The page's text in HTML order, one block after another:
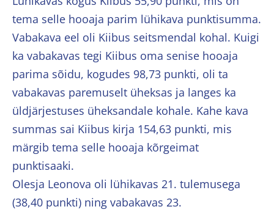
tema selle hooaja parim lühikava punktisumma.
Vabakava eel oli Kiibus seitsmendal kohal. Kuigi
ka vabakavas tegi Kiibus oma senise hooaja
parima sõidu, kogudes 98,73 punkti, oli ta
vabakavas paremuselt üheksas ja langes ka
üldjärjestuses üheksandale kohale. Kahe kava
summas sai Kiibus kirja 154,63 punkti, mis
märgib tema selle hooaja kõrgeimat
punktisaaki.
Olesja Leonova oli lühikavas 21. tulemusega
(38,40 punkti) ning vabakavas 23.